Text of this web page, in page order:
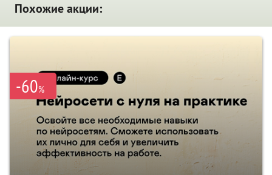
Похожие акции:
-60%